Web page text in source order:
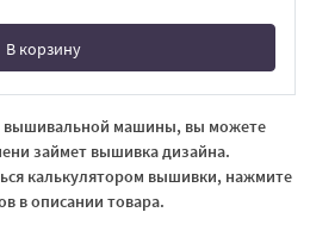
В корзину
В корзине
вышивальной машины, вы можете
займет вышивка дизайна.
калькулятором вышивки, нажмите
в описании товара.